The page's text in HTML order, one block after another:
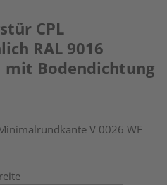
CPL
RAL 9016
mit Bodendichtung
V 0026 WF